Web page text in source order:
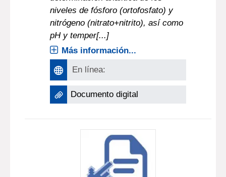
niveles de fósforo (ortofosfato) y
nitrógeno (nitrato+nitrito), así como
pH y temper[...]
Más información...
En línea:
Documento digital